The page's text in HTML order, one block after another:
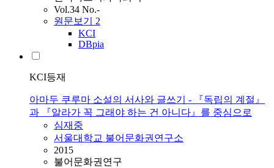
Vol.34 No.-
원문보기 2
KCI
DBpia
KCI등재
아마두 쿠루마 소설의 서사와 글쓰기 - 『독립의 계절』
과 『알라가 꼭 그래야 하는 건 아니다』를 중심으로
심재중
서울대학교 불어문화권연구소
2015
불어문화권연구